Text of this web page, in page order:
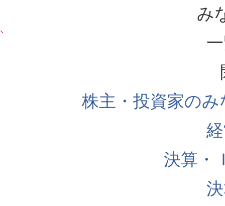
み
株主・投資家の
決算・